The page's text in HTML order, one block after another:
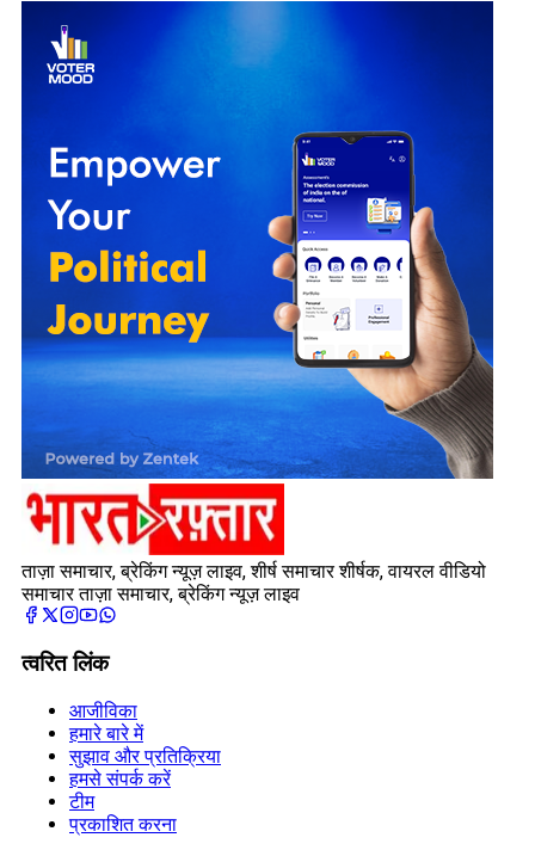
ताज़ा समाचार, ब्रेकिंग न्यूज़ लाइव, शीर्ष समाचार शीर्षक, वायरल वीडियो
समाचार ताज़ा समाचार, ब्रेकिंग न्यूज़ लाइव
त्वरित लिंक
आजीविका
हमारे बारे में
सुझाव और प्रतिक्रिया
हमसे संपर्क करें
टीम
प्रकाशित करना